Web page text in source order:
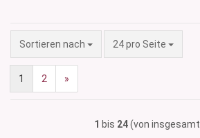
Sortieren nach
Sortieren nach 24 pro Seite
pro Seite
1 2 »
1 bis 24(von insgesamt